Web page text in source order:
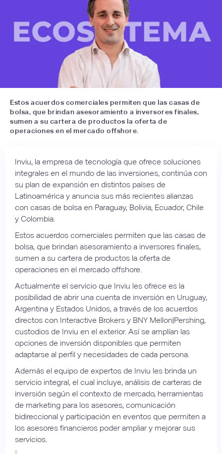
Estos acuerdos comerciales permiten que las casas de
bolsa, que brindan asesoramiento a inversores finales,
sumen a su cartera de productos la oferta de
operaciones en el mercado offshore.
Inviu, la empresa de tecnología que ofrece soluciones
integrales en el mundo de las inversiones, continúa con
su plan de expansión en distintos países de
Latinoamérica y anuncia sus más recientes alianzas
con casas de bolsa en Paraguay, Bolivia, Ecuador, Chile
y Colombia.
Estos acuerdos comerciales permiten que las casas de
bolsa, que brindan asesoramiento a inversores finales,
sumen a su cartera de productos la oferta de
operaciones en el mercado offshore.
Actualmente el servicio que Inviu les ofrece es la
posibilidad de abrir una cuenta de inversión en Uruguay,
Argentina y Estados Unidos, a través de los acuerdos
directos con Interactive Brokers y BNY Mellon|Pershing,
custodios de Inviu en el exterior. Así se amplían las
opciones de inversión disponibles que permiten
adaptarse al perfil y necesidades de cada persona.
Además el equipo de expertos de Inviu les brinda un
servicio integral, el cual incluye, análisis de carteras de
inversión según el contexto de mercado, herramientas
de marketing para los asesores, comunicación
bidireccional y participación en eventos que permiten a
los asesores financieros poder ampliar y mejorar sus
servicios.